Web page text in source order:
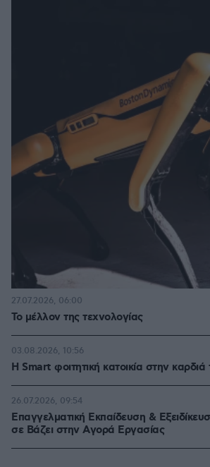
Το μέλλον της τεχνολογίας
27.07.2026, 06:00
Η Smart φοιτητική κατοικία στην
03.08.2026, 10:56
Επαγγελματική Εκπαίδευση &
σε Bάζει στην Aγορά Eργασίας
26.07.2026, 09:54